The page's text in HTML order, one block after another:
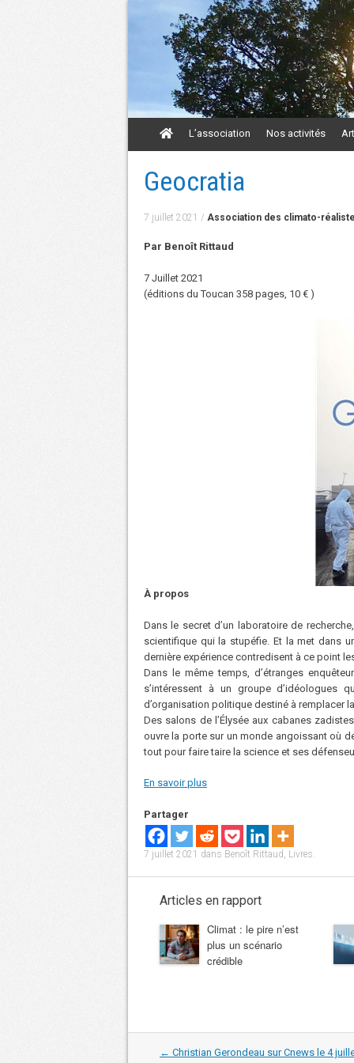
L’association Nos activités
auGeocratia
7 juillet 2021 / Association des climato-
Par Benoît Rittaud
7 Juillet 2021
(éditions du Toucan 358 pages, 10 € )
À propos
Dans le secret d’un laboratoire de
scientifique qui la stupéfie. Et la met dans
dernière expérience contredisent à ce point
Dans le même temps, d’étranges
s’intéressent à un groupe d’idéologues
d’organisation politique destiné à remplacer
Des salons de l’Élysée aux cabanes
ouvre la porte sur un monde angoissant où
tout pour faire taire la science et ses
En savoir plus
Partager
7 juillet 2021 dans Benoît Rittaud Livres
Articles en rapport
Climat : le pire n’est
plus un scénario
crédible
Navigation
← Christian Gerondeau sur Cnews le 4